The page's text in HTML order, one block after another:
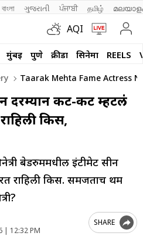
বাংলা ગુજરાતી ਪੰਜਾਬੀ தமிழ்
AQI
मुंबई पुणे क्रीडा सिनेमा REELS
Taarak Mehta Fame Actress
दरम्यान कट-कट म्हटलं
किस,
बेडरुममधील इंटीमेट सीन
राहिली किस. समजताच प्रथम
| 12:32 PM
SHARE